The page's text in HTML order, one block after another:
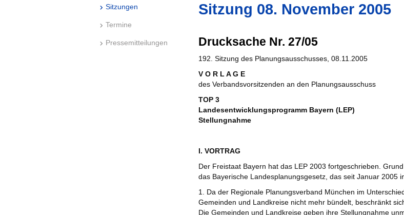
Sitzungen
Termine
Pressemitteilungen
Sitzung 08. November 2005
Drucksache Nr. 27/05
192. Sitzung des Planungsausschusses, 08.11.2005
V O R L A G E
des Verbandsvorsitzenden an den Planungsausschuss
TOP 3
Landesentwicklungsprogramm Bayern (LEP)
Stellungnahme
I. VORTRAG
Der Freistaat Bayern hat das LEP 2003 fortgeschrieben.
das Bayerische Landesplanungsgesetz, das seit Januar 2005
1. Da der Regionale Planungsverband München im
Gemeinden und Landkreise nicht mehr bündelt, beschränkt
Die Gemeinden und Landkreise geben ihre Stellungnahme